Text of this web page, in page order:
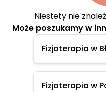
Niestety nie
Może poszukamy w
Fizjoterapia w
Fizjoterapia w